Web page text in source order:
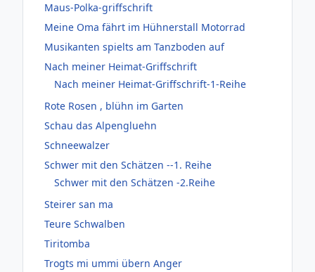
Maus-Polka-griffschrift
Meine Oma fährt im Hühnerstall Motorrad
Musikanten spielts am Tanzboden auf
Nach meiner Heimat-Griffschrift
Nach meiner Heimat-Griffschrift-1-Reihe
Rote Rosen , blühn im Garten
Schau das Alpengluehn
Schneewalzer
Schwer mit den Schätzen --1. Reihe
Schwer mit den Schätzen -2.Reihe
Steirer san ma
Teure Schwalben
Tiritomba
Trogts mi ummi übern Anger